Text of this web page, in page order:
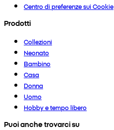
Centro di preferenze sui Cookie
Prodotti
Collezioni
Neonato
Bambino
Casa
Donna
Uomo
Hobby e tempo libero
Puoi anche trovarci su